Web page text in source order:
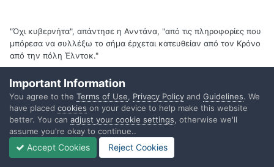
"Όχι κυβερνήτα", απάντησε η Ανντάνα, "από τις πληροφορίες που
μπόρεσα να συλλέξω το σήμα έρχεται κατευθείαν από τον Κρόνο
από την πόλη Έλντοκ."
"Τότε", είπε ο κυβερνήτης, "το σήμα πρέπει να είναι ψεύτικο ή
καμμία φάρσα!"
"Προσεδαφιζόμαστε στην πόλη Λέννταρθολ," είπε η Μεντόρα.
Important Information
You agree to the Terms of Use, Privacy Policy and Guidelines. We
have placed cookies on your device to help make this website
better. You can adjust your cookie settings, otherwise we'll
assume you're okay to continue..
Accept Cookies Reject Cookies